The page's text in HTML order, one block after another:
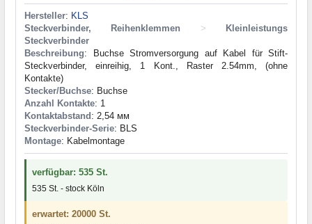
Hersteller: KLS
Steckverbinder, Reihenklemmen
>
Kleinleistungs
Steckverbinder
Beschreibung: Buchse Stromversorgung auf Kabel für Stift-
Steckverbinder, einreihig, 1 Kont., Raster 2.54mm, (ohne
Kontakte)
Stecker/Buchse: Buchse
Anzahl Kontakte: 1
Kontaktabstand : 2,54 мм
Steckverbinder-Serie: BLS
Montage: Kabelmontage
verfügbar: 535 St.
535 St. - stock Köln
erwartet: 20000 St.